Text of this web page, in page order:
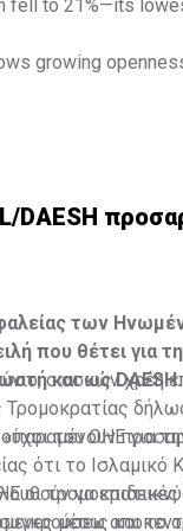
fell to 21%—its
growing
των
που θέτει για
και ως DAESH.
ο ασκών χρέη
του ΟΗΕ για
ότι το
να
μέσω
οι
και το